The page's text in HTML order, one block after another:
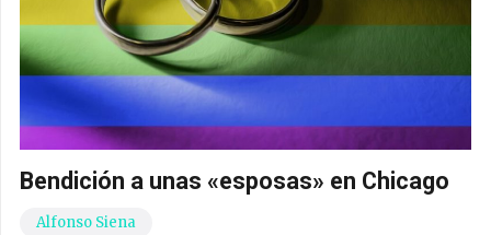
Bendición a unas «esposas» en Chicago
Alfonso Siena